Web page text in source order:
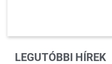
LEGUTÓBBI HÍREK